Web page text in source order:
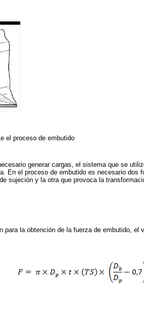
el proceso de embutido
generar cargas, el sistema que se
En el proceso de embutido es necesario dos
sujeción y la otra que provoca la
para la obtención de la fuerza de embutido, el